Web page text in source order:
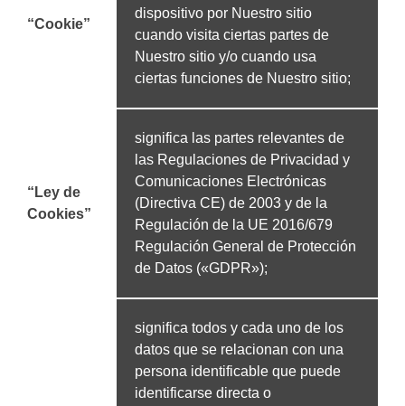
“Cookie”
dispositivo por Nuestro sitio
cuando visita ciertas partes de
Nuestro sitio y/o cuando usa
ciertas funciones de Nuestro sitio;
“Ley de
Cookies”
significa las partes relevantes de
las Regulaciones de Privacidad y
Comunicaciones Electrónicas
(Directiva CE) de 2003 y de la
Regulación de la UE 2016/679
Regulación General de Protección
de Datos («GDPR»);
significa todos y cada uno de los
datos que se relacionan con una
persona identificable que puede
identificarse directa o